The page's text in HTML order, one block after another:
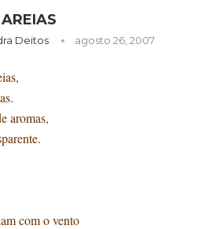
AREIAS
Deitos agosto 26, 2007
aromas,
com o vento